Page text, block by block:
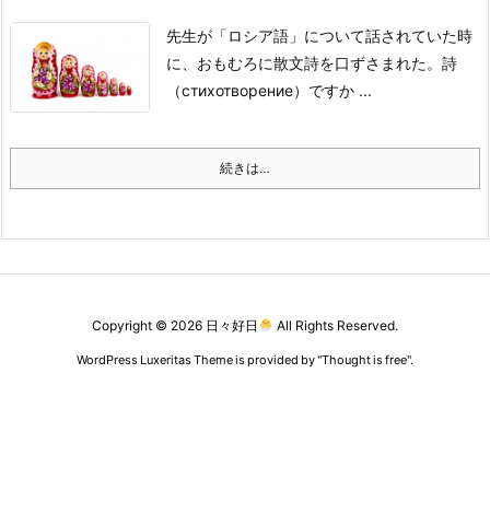
先生が「ロシア語」について話されていた時
に、おもむろに散文詩を口ずさまれた。 詩
（стихотворение）ですか ...
続きは…
Copyright © 2026 日々好日 All Rights Reserved.
WordPress Luxeritas Theme is provided by "Thought is free".